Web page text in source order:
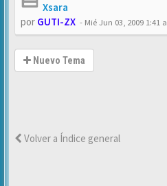
Xsara
por GUTI-ZX - Mié Jun 03, 2009 1:41
Nuevo Tema
Volver a Índice general